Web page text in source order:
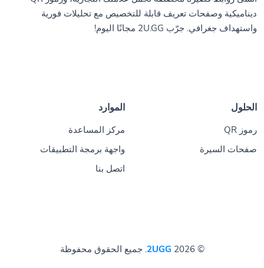
ديناميكية وصفحات تعريف قابلة للتخصيص مع تحليلات فورية
واستهداف جغرافي. جرّب 2U.GG مجانًا اليوم!
الحلول
رموز QR
صفحات السيرة
الموارد
مركز المساعدة
واجهة برمجة التطبيقات
اتصل بنا
© 2026
2UGG. جميع الحقوق محفوظة